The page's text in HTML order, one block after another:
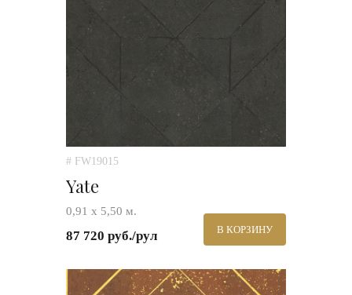
# FW19015
Yate
0,91 х 5,50 м.
87 720 руб./рул В КОРЗИНУ